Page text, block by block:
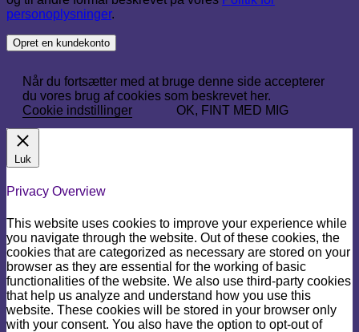
personoplysninger.
Opret en kundekonto
Når du fortsætter med at bruge denne side accepterer
du vores brug af cookies som beskrevet her.
Cookie indstillinger
OK, FINT MED MIG
Luk
Privacy Overview
This website uses cookies to improve your experience while
you navigate through the website. Out of these cookies, the
cookies that are categorized as necessary are stored on your
browser as they are essential for the working of basic
functionalities of the website. We also use third-party cookies
that help us analyze and understand how you use this
website. These cookies will be stored in your browser only
with your consent. You also have the option to opt-out of